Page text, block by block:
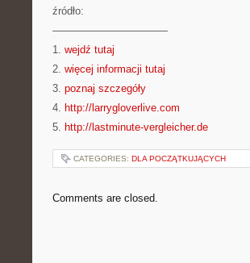
źródło:
———————————
1. wejdź tutaj
2. więcej informacji tutaj
3. poznaj szczegóły
4. http://larrygloverlive.com
5. http://lastminute-vergleicher.de
CATEGORIES: DLA POCZĄTKUJĄCYCH
Comments are closed.